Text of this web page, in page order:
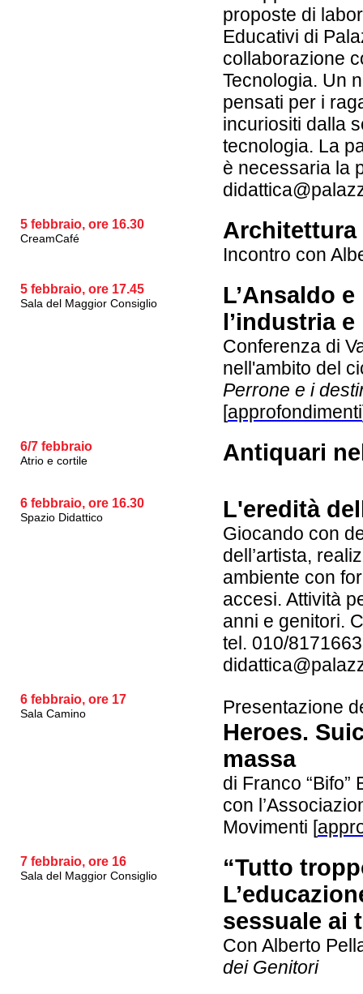
proposte di
Educativi di
collaborazione
Tecnologia. Un
pensati per i
incuriositi dalla
tecnologia. La
è necessaria la
5 febbraio, ore 16.30
CreamCafé Architettura
Incontro con
5 febbraio, ore 17.45
Sala del Maggior Consiglio
L’Ansaldo
l’industria
Conferenza di
nell'ambito del
Perrone e i
[approfondimenti
6/7 febbraio
Atrio e cortile Antiquari
6 febbraio, ore 16.30
Spazio Didattico L'eredità
Giocando con
dell’artista,
ambiente con
accesi. Attività
anni e genitori.
tel. 010/
6 febbraio, ore 17
Sala Camino Presentazione
Heroes.
massa
di Franco
con
Movimenti [
7 febbraio, ore 16
Sala del Maggior Consiglio
“Tutto
sessuale ai
Con Alberto
dei Genitori